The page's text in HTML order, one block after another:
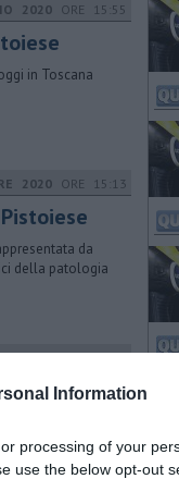
Information
processing of your
use the below opt-out
2020 ORE 15:55
in Toscana
2020 ORE 15:13
da
della patologia
2020ORE 14:39
in 24
di metà
per cento